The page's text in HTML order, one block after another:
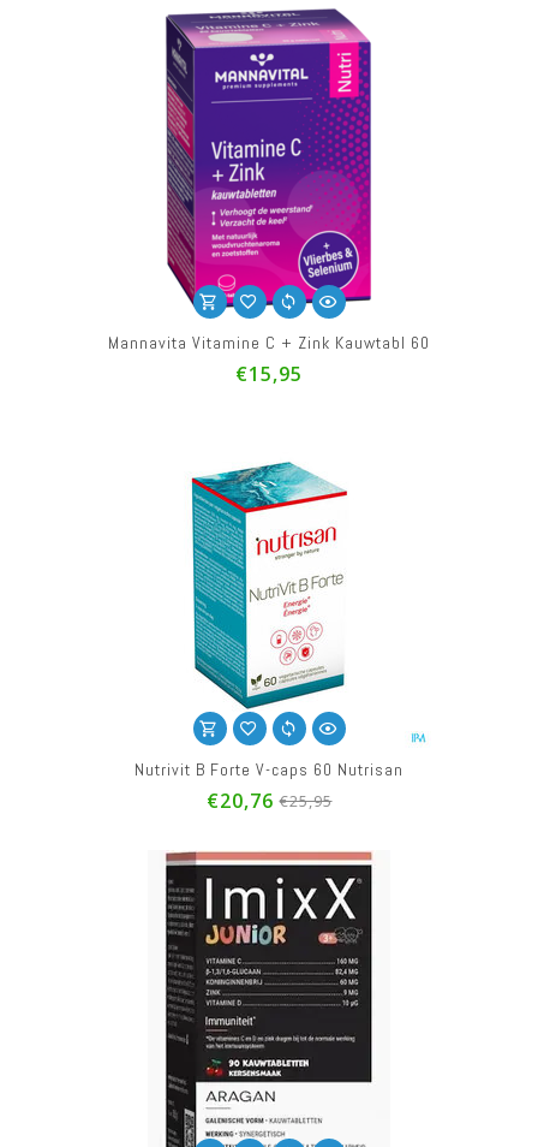
Mannavita Vitamine C + Zink Kauwtabl 60
€15,95
Nutrivit B Forte V-caps 60 Nutrisan
€20,76 €25,95